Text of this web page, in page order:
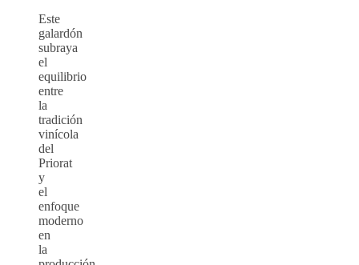
Este
galardón
subraya
el
equilibrio
entre
la
tradición
vinícola
del
Priorat
y
el
enfoque
moderno
en
la